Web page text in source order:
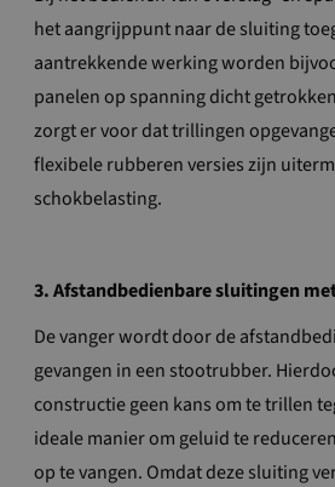
het aangrijppunt naar de sluiting
aantrekkende werking worden
panelen op spanning dicht
zorgt er voor dat trillingen
flexibele rubberen versies zijn
schokbelasting.
3. Afstandbedienbare sluitingen
De vanger wordt door de
gevangen in een stootrubber.
constructie geen kans om te trillen
ideale manier om geluid te
op te vangen. Omdat deze sluiting